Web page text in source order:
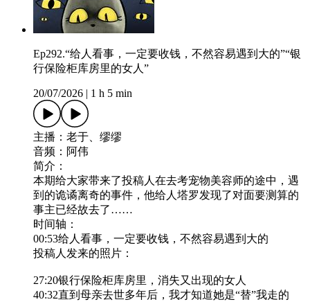
Ep292.“给人看事，一定要收钱，不然容易遇到大的”“银
行保险柜库房里的女人”
20/07/2026 1 h 5 min
主播：老于、缪缪
音频：阿伟
简介：
本期给大家带来了投稿人在去考宠物美容师的途中，遇
到的诡谲离奇的事件，他给人塔罗发现了对面要测算的
事主已经故去了……
时间轴：
00:53给人看事，一定要收钱，不然容易遇到大的
投稿人发来的照片：
27:20银行保险柜库房里，消失又出现的女人
40:32直到母亲去世多年后，我才知道她是“替”我走的